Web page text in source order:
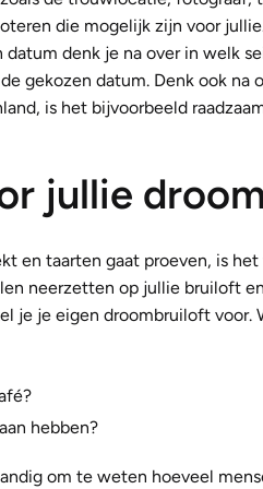
die mogelijk zijn voor
denk je na over in welk
gekozen datum. Denk ook na
is het bijvoorbeeld
jullie
en taarten gaat proeven, is
neerzetten op jullie bruiloft
je je eigen droombruiloft voor.
hebben?
om te weten hoeveel